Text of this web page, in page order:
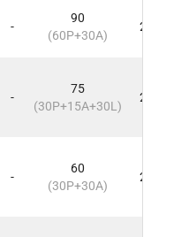
-
90
(60P+30A)
2
-
75
(30P+15A+30L)
2
-
60
(30P+30A)
2